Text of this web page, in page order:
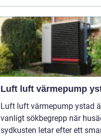
Luft luft värmepump
Luft luft värmepump ystad
vanligt sökbegrepp när
sydkusten letar efter ett